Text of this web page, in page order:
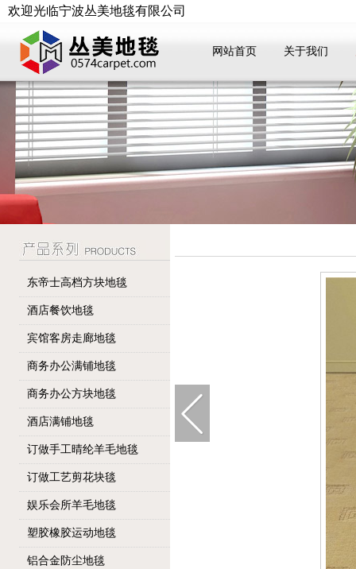
欢迎光临宁波丛美地毯有限公司
网站首页 关于我们
东帝士高档方块地毯
酒店餐饮地毯
宾馆客房走廊地毯
商务办公满铺地毯
商务办公方块地毯
酒店满铺地毯
订做手工晴纶羊毛地毯
订做工艺剪花块毯
娱乐会所羊毛地毯
塑胶橡胶运动地毯
铝合金防尘地毯